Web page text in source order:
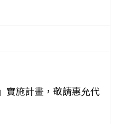
實施計畫，敬請惠允代